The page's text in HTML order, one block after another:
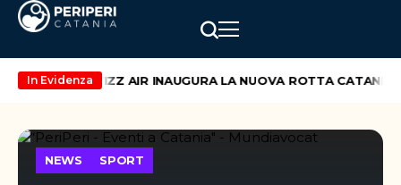
In Evidenza
maggio WIZZ AIR INAUGURA LA NUOVA ROTTA CATANIA –
NEWS SPORT